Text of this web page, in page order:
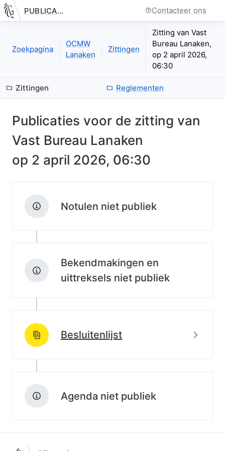
Nieuwe pagina: bestuurseenheid.zittingen.zitting.index
PUBLICATIE.GELINKT-NOTULEREN.VLAANDEREN.BE Contacteer ons
Zoekpagina
OCMW
Lanaken
Zittingen
Zitting van Vast
Bureau Lanaken,
op 2 april 2026,
06:30
Zittingen Reglementen
Publicaties voor de zitting van
Vast Bureau Lanaken
op 2 april 2026, 06:30
Notulen niet publiek
Bekendmakingen en
uittreksels niet publiek
Besluitenlijst
http://data.lblod.info/id/lblod/besluitenlijsten/
Agenda niet publiek